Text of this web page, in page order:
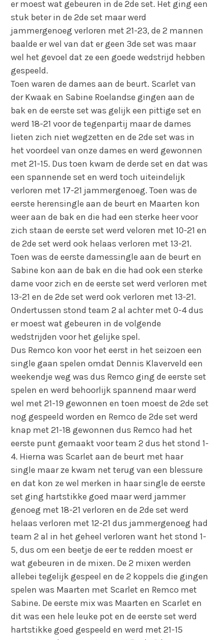
er moest wat gebeuren in de 2de set. Het ging een
stuk beter in de 2de set maar werd
jammergenoeg verloren met 21-23, de 2 mannen
baalde er wel van dat er geen 3de set was maar
wel het gevoel dat ze een goede wedstrijd hebben
gespeeld.
Toen waren de dames aan de beurt. Scarlet van
der Kwaak en Sabine Roelandse gingen aan de
bak en de eerste set was gelijk een pittige set en
werd 18-21 voor de tegenpartij maar de dames
lieten zich niet wegzetten en de 2de set was in
het voordeel van onze dames en werd gewonnen
met 21-15. Dus toen kwam de derde set en dat was
een spannende set en werd toch uiteindelijk
verloren met 17-21 jammergenoeg. Toen was de
eerste herensingle aan de beurt en Maarten kon
weer aan de bak en die had een sterke heer voor
zich staan de eerste set werd veloren met 10-21 en
de 2de set werd ook helaas verloren met 13-21.
Toen was de eerste damessingle aan de beurt en
Sabine kon aan de bak en die had ook een sterke
dame voor zich en de eerste set werd verloren met
13-21 en de 2de set werd ook verloren met 13-21.
Ondertussen stond team 2 al achter met 0-4 dus
er moest wat gebeuren in de volgende
wedstrijden voor het gelijke spel.
Dus Remco kon voor het eerst in het seizoen een
single gaan spelen omdat Dennis Klaverveld een
weekendje weg was dus Remco ging de eerste set
spelen en werd behoorlijk spannend maar werd
wel met 21-19 gewonnen en toen moest de 2de set
nog gespeeld worden en Remco de 2de set werd
knap met 21-18 gewonnen dus Remco had het
eerste punt gemaakt voor team 2 dus het stond 1-
4. Hierna was Scarlet aan de beurt met haar
single maar ze kwam net terug van een blessure
en dat kon ze wel merken in haar single de eerste
set ging hartstikke goed maar werd jammer
genoeg met 18-21 verloren en de 2de set werd
helaas verloren met 12-21 dus jammergenoeg had
team 2 al in het geheel verloren want het stond 1-
5, dus om een beetje de eer te redden moest er
wat gebeuren in de mixen. De 2 mixen werden
allebei tegelijk gespeel en de 2 koppels die gingen
spelen was Maarten met Scarlet en Remco met
Sabine. De eerste mix was Maarten en Scarlet en
dit was een hele leuke pot en de eerste set werd
hartstikke goed gespeeld en werd met 21-15